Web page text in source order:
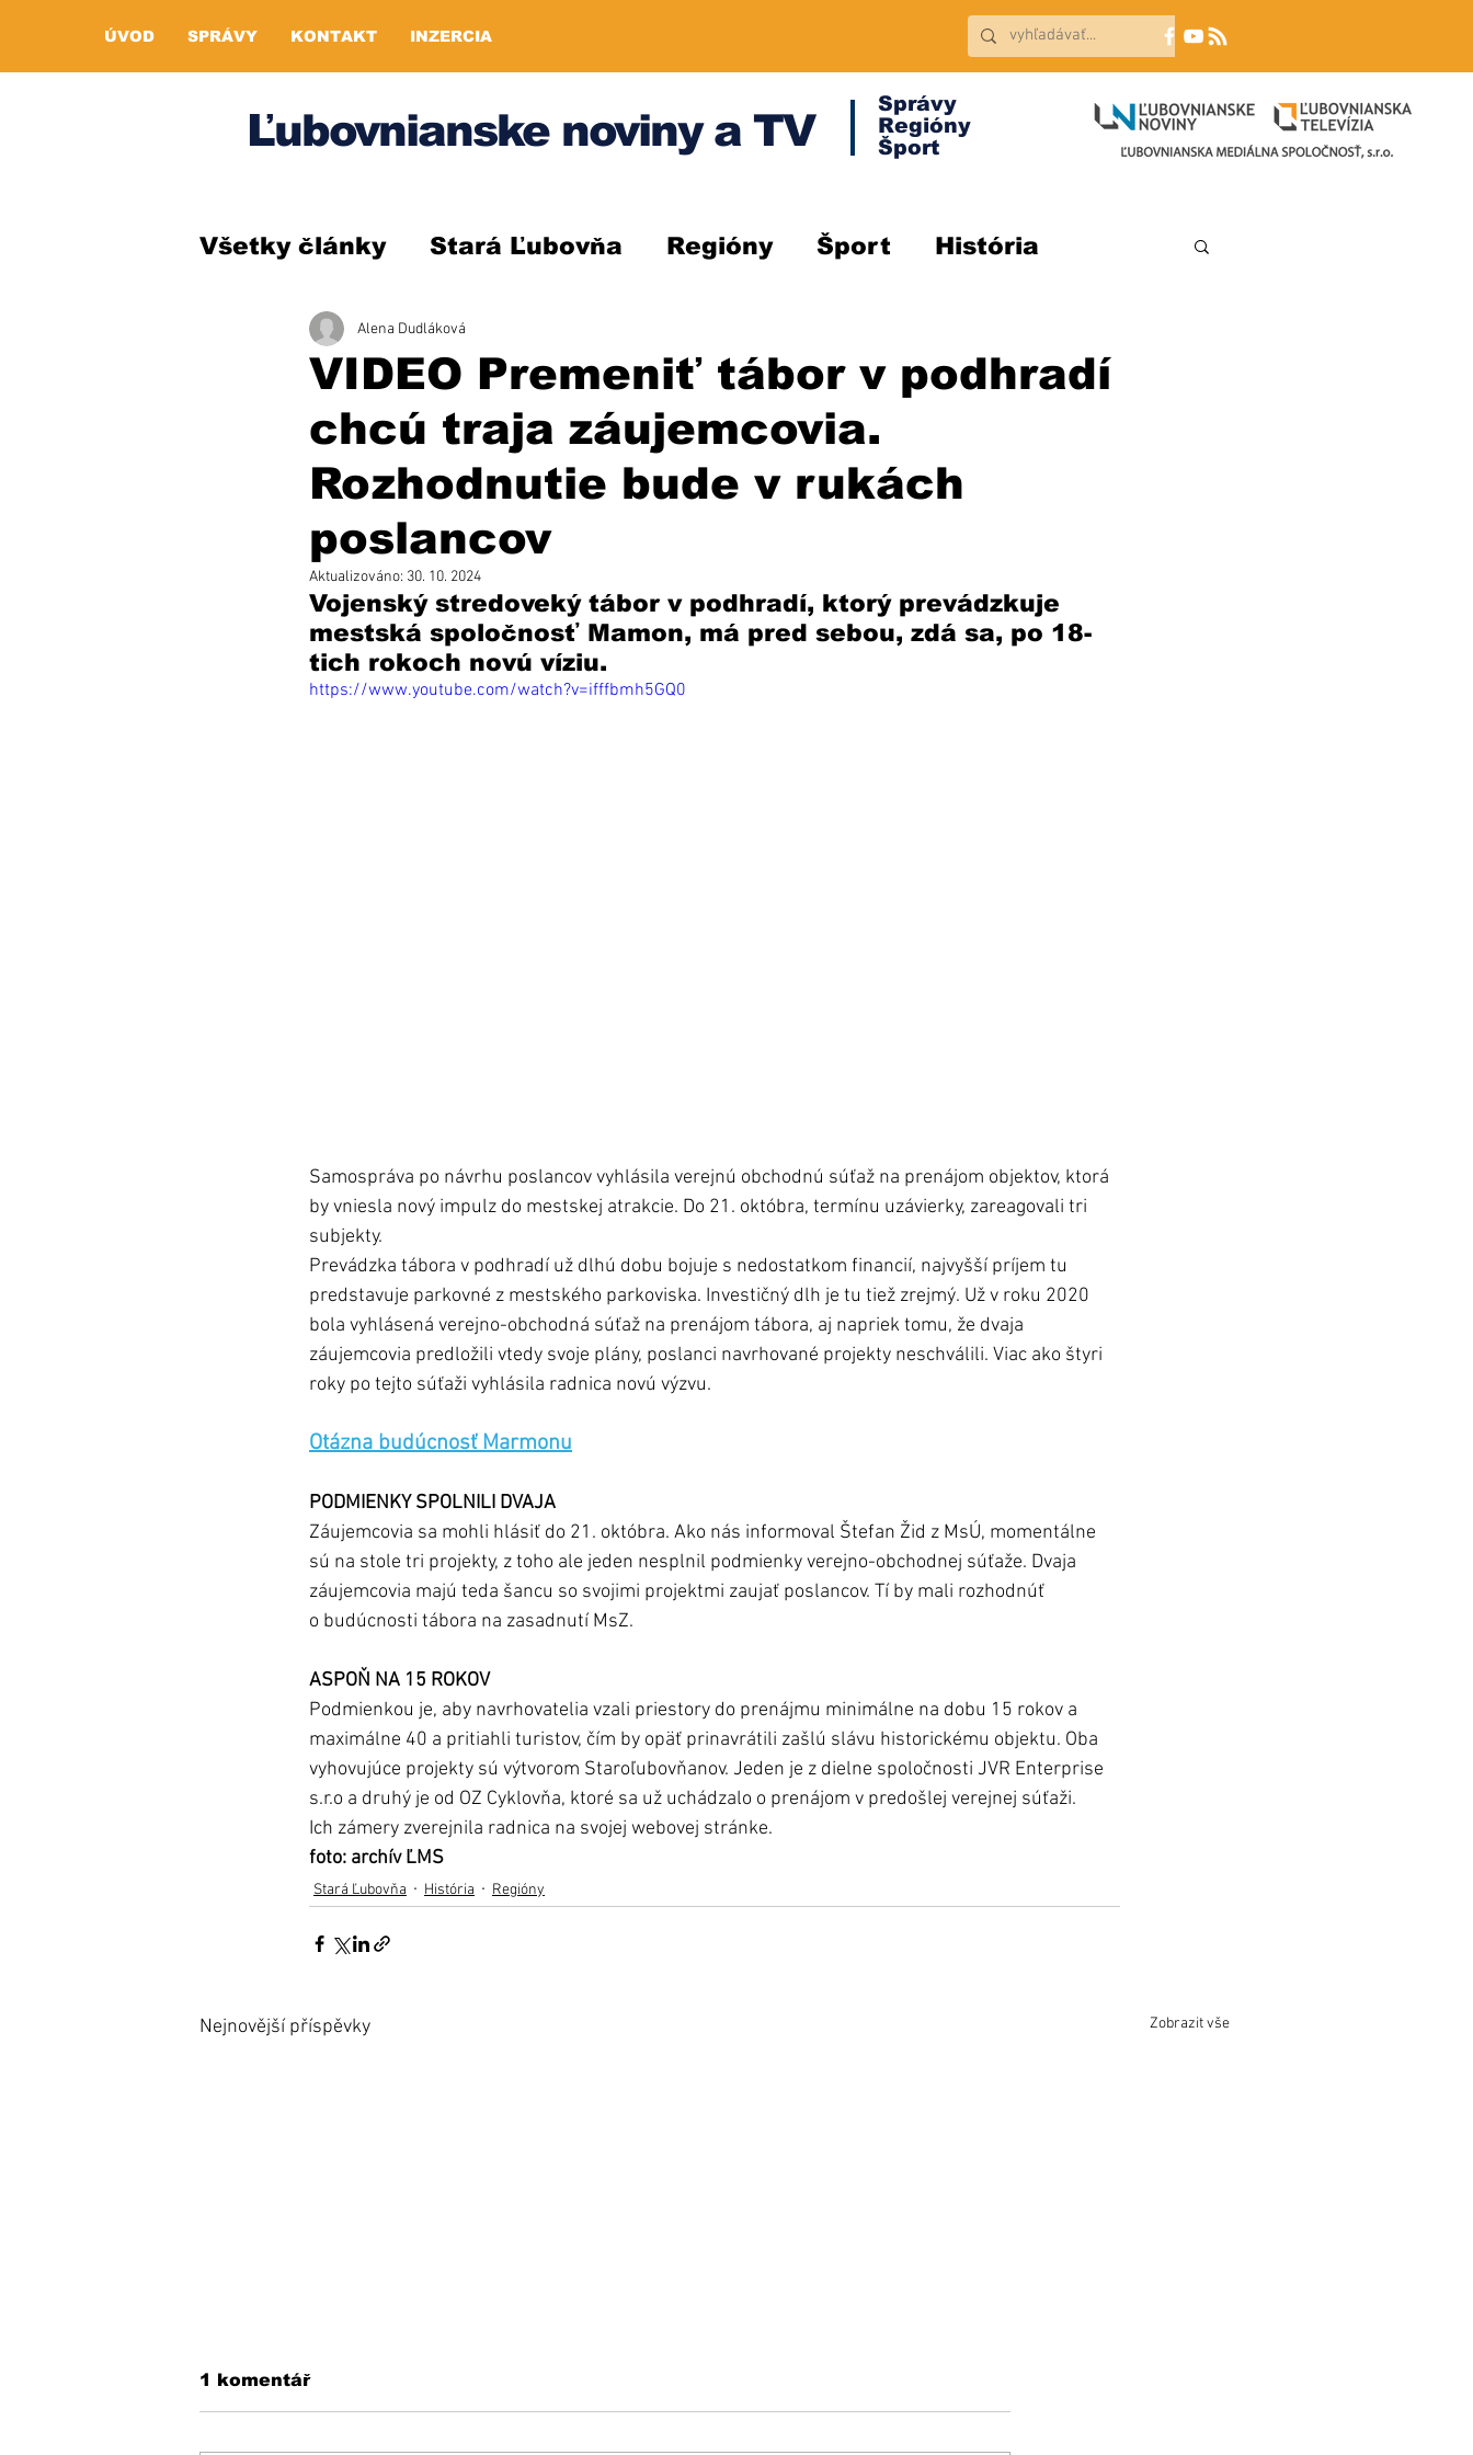
ÚVOD SPRÁVY KONTAKT INZERCIA
Ľubovnianske noviny a TV
Správy
Regióny
Šport
Všetky články Stará Ľubovňa Regióny Šport História
VIDEO Premeniť tábor v podhradí
chcú traja záujemcovia.
Rozhodnutie bude v rukách
poslancov
Alena Dudláková
Aktualizováno: 30. 10. 2024
Vojenský stredoveký tábor v podhradí, ktorý prevádzkuje
mestská spoločnosť Mamon, má pred sebou, zdá sa, po 18-
tich rokoch novú víziu.
https://www.youtube.com/watch?v=ifffbmh5GQ0
Samospráva po návrhu poslancov vyhlásila verejnú obchodnú súťaž na prenájom objektov, ktorá
by vniesla nový impulz do mestskej atrakcie. Do 21. októbra, termínu uzávierky, zareagovali tri
subjekty.
Prevádzka tábora v podhradí už dlhú dobu bojuje s nedostatkom financií, najvyšší príjem tu
predstavuje parkovné z mestského parkoviska. Investičný dlh je tu tiež zrejmý. Už v roku 2020
bola vyhlásená verejno-obchodná súťaž na prenájom tábora, aj napriek tomu, že dvaja
záujemcovia predložili vtedy svoje plány, poslanci navrhované projekty neschválili. Viac ako štyri
roky po tejto súťaži vyhlásila radnica novú výzvu.
Otázna budúcnosť Marmonu
PODMIENKY SPOLNILI DVAJA
Záujemcovia sa mohli hlásiť do 21. októbra. Ako nás informoval Štefan Žid z MsÚ, momentálne
sú na stole tri projekty, z toho ale jeden nesplnil podmienky verejno-obchodnej súťaže. Dvaja
záujemcovia majú teda šancu so svojimi projektmi zaujať poslancov. Tí by mali rozhodnúť
o budúcnosti tábora na zasadnutí MsZ.
ASPOŇ NA 15 ROKOV
Podmienkou je, aby navrhovatelia vzali priestory do prenájmu minimálne na dobu 15 rokov a
maximálne 40 a pritiahli turistov, čím by opäť prinavrátili zašlú slávu historickému objektu. Oba
vyhovujúce projekty sú výtvorom Staroľubovňanov. Jeden je z dielne spoločnosti JVR Enterprise
s.r.o a druhý je od OZ Cyklovňa, ktoré sa už uchádzalo o prenájom v predošlej verejnej súťaži.
Ich zámery zverejnila radnica na svojej webovej stránke.
foto: archív ĽMS
Stará Ľubovňa História Regióny
Nejnovější příspěvky Zobrazit vše
1 komentář